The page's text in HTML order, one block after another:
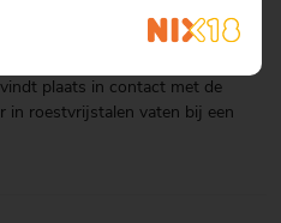
en Garnacha-druiven.
de druiven licht worden
plaats in contact met de
in roestvrijstalen vaten bij een